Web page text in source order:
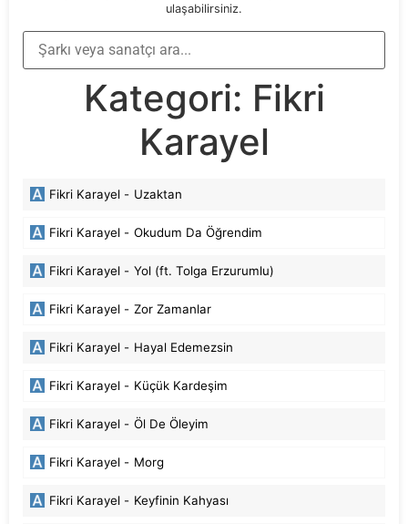
ulaşabilirsiniz.
Kategori: Fikri
Karayel
Fikri Karayel - Uzaktan
Fikri Karayel - Okudum Da Öğrendim
Fikri Karayel - Yol (ft. Tolga Erzurumlu)
Fikri Karayel - Zor Zamanlar
Fikri Karayel - Hayal Edemezsin
Fikri Karayel - Küçük Kardeşim
Fikri Karayel - Öl De Öleyim
Fikri Karayel - Morg
Fikri Karayel - Keyfinin Kahyası